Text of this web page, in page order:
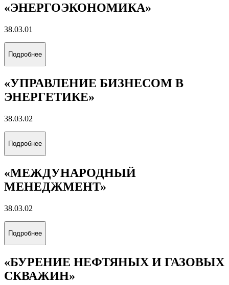
«ЭНЕРГОЭКОНОМИКА»
38.03.01
Подробнее
«УПРАВЛЕНИЕ БИЗНЕСОМ В
ЭНЕРГЕТИКЕ»
38.03.02
Подробнее
«МЕЖДУНАРОДНЫЙ
МЕНЕДЖМЕНТ»
38.03.02
Подробнее
«БУРЕНИЕ НЕФТЯНЫХ И ГАЗОВЫХ
СКВАЖИН»